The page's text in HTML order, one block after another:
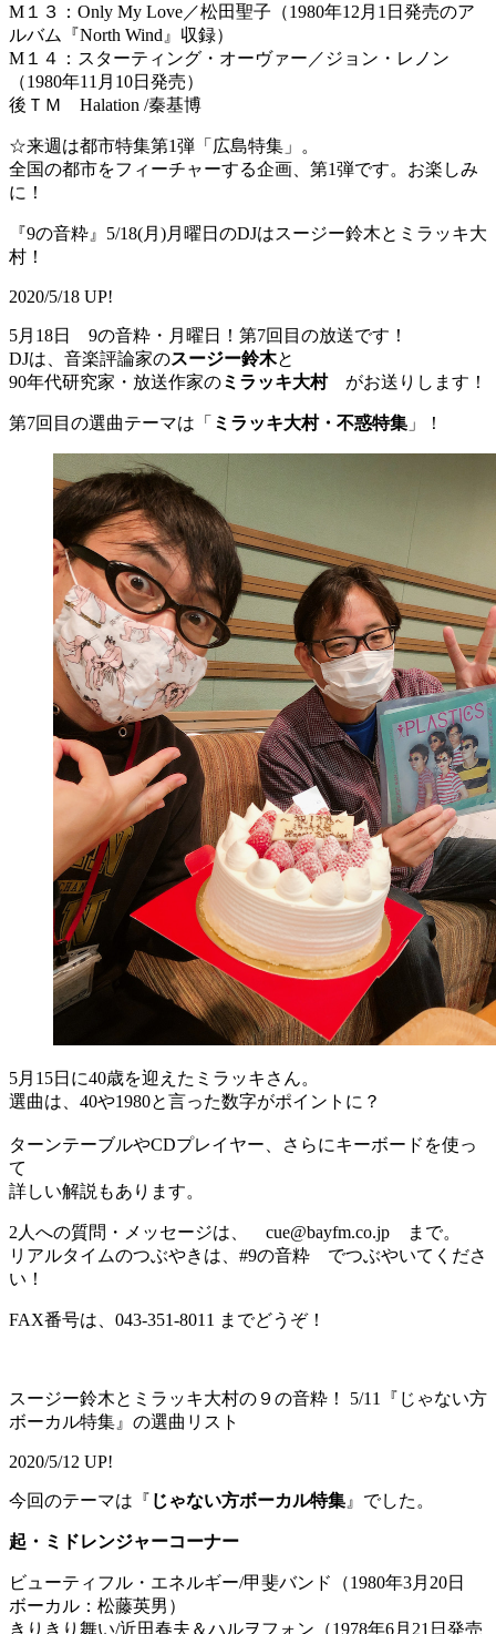
M１３：Only My Love／松田聖子（1980年12月1日発売のア
ルバム『North Wind』収録）
M１４：スターティング・オーヴァー／ジョン・レノン
（1980年11月10日発売）
後ＴＭ Halation /秦基博
☆来週は都市特集第1弾「広島特集」。
全国の都市をフィーチャーする企画、第1弾です。お楽しみ
に！
『9の音粋』5/18(月)月曜日のDJはスージー鈴木とミラッキ大
村！
2020/5/18 UP!
5月18日 9の音粋・月曜日！第7回目の放送です！
DJは、音楽評論家のスージー鈴木と
90年代研究家・放送作家のミラッキ大村がお送りします！
第7回目の選曲テーマは「 ミラッキ大村・不惑特集 」！
5月15日に40歳を迎えたミラッキさん。
選曲は、40や1980と言った数字がポイントに？
ターンテーブルやCDプレイヤー、さらにキーボードを使っ
て
詳しい解説もあります。
2人への質問・メッセージは、 cue@bayfm.co.jp まで。
リアルタイムのつぶやきは、#9の音粋 でつぶやいてくださ
い！
FAX番号は、043-351-8011 までどうぞ！
スージー鈴木とミラッキ大村の９の音粋！ 5/11『じゃない方
ボーカル特集』の選曲リスト
2020/5/12 UP!
今回のテーマは『 じゃない方ボーカル特集 』でした。
起・ミドレンジャーコーナー
ビューティフル・エネルギー/甲斐バンド（1980年3月20日
ボーカル：松藤英男）
きりきり舞い/近田春夫＆ハルヲフォン（1978年6月21日発売